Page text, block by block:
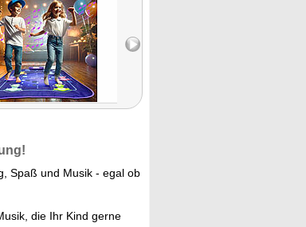
Spaß und Musik - egal ob
die Ihr Kind gerne